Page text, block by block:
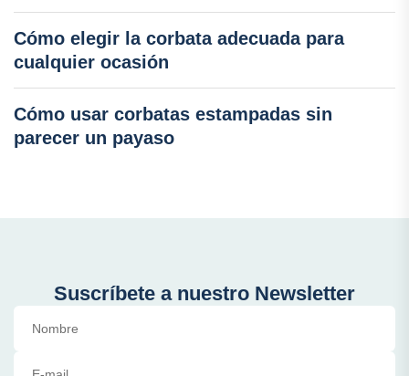
Cómo elegir la corbata adecuada para
cualquier ocasión
Cómo usar corbatas estampadas sin
parecer un payaso
Suscríbete a nuestro Newsletter